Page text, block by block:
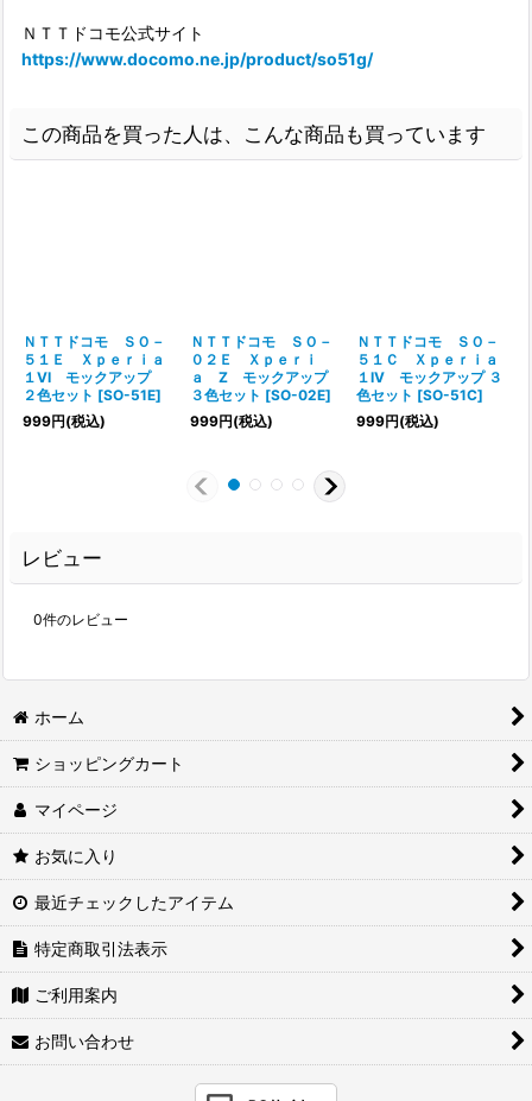
ＮＴＴドコモ公式サイト
https://www.docomo.ne.jp/product/so51g/
この商品を買った人は、こんな商品も買っています
ＮＴＴドコモ ＳＯ－
５１Ｅ Ｘｐｅｒｉａ
１VI モックアップ
２色セット [SO-51E]
999円(税込)
ＮＴＴドコモ ＳＯ－
０２Ｅ Ｘｐｅｒｉ
ａ Z モックアップ
３色セット [SO-02E]
999円(税込)
ＮＴＴドコモ ＳＯ－
５１Ｃ Ｘｐｅｒｉａ
１IV モックアップ ３
色セット [SO-51C]
999円(税込)
レビュー
0件のレビュー
ホーム
ショッピングカート
マイページ
お気に入り
最近チェックしたアイテム
特定商取引法表示
ご利用案内
お問い合わせ